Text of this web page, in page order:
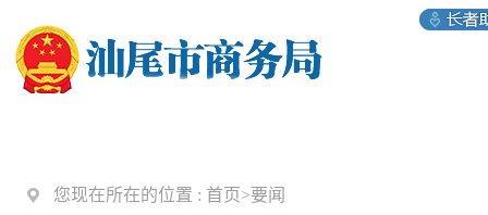
您现在所在的位置 : 首页>要闻